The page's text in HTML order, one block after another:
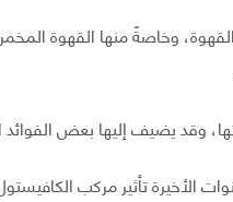
وخاصةً منها القهوة
وقد يضيف إليها بعض
الأخيرة تأثير مركب